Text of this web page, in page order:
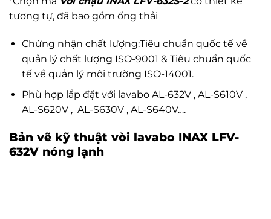
tương tự, đã bao gồm ống thải
Chứng nhận chất lượng:Tiêu chuẩn quốc tế về
quản lý chất lượng ISO-9001 & Tiêu chuẩn quốc
tế về quản lý môi trường ISO-14001.
Phù hợp lắp đặt với lavabo AL-632V , AL-S610V ,
AL-S620V , AL-S630V , AL-S640V….
Bản vẽ kỹ thuật vòi lavabo INAX LFV-
632V nóng lạnh